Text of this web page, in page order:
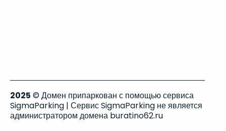
2025 © Домен припаркован с помощью сервиса
SigmaParking | Сервис SigmaParking не является
администратором домена buratino62.ru